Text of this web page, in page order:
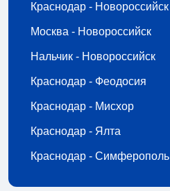
Краснодар - Новороссийск
Москва - Новороссийск
Нальчик - Новороссийск
Краснодар - Феодосия
Краснодар - Мисхор
Краснодар - Ялта
Краснодар - Симферополь